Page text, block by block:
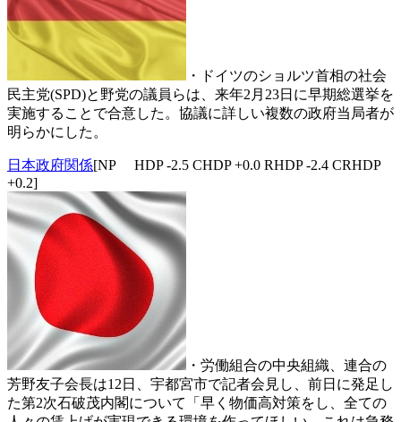
・ドイツのショルツ首相の社会
民主党(SPD)と野党の議員らは、来年2月23日に早期総選挙を
実施することで合意した。協議に詳しい複数の政府当局者が
明らかにした。
日本政府関係[NP HDP -2.5 CHDP +0.0 RHDP -2.4 CRHDP
+0.2]
・労働組合の中央組織、連合の
芳野友子会長は12日、宇都宮市で記者会見し、前日に発足し
た第2次石破茂内閣について「早く物価高対策をし、全ての